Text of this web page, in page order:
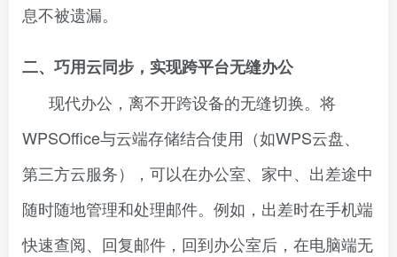
息不被遗漏。
二、巧用云同步，实现跨平台无缝办公
现代办公，离不开跨设备的无缝切换。将
WPSOffice与云端存储结合使用（如WPS云盘、
第三方云服务），可以在办公室、家中、出差途中
随时随地管理和处理邮件。例如，出差时在手机端
快速查阅、回复邮件，回到办公室后，在电脑端无